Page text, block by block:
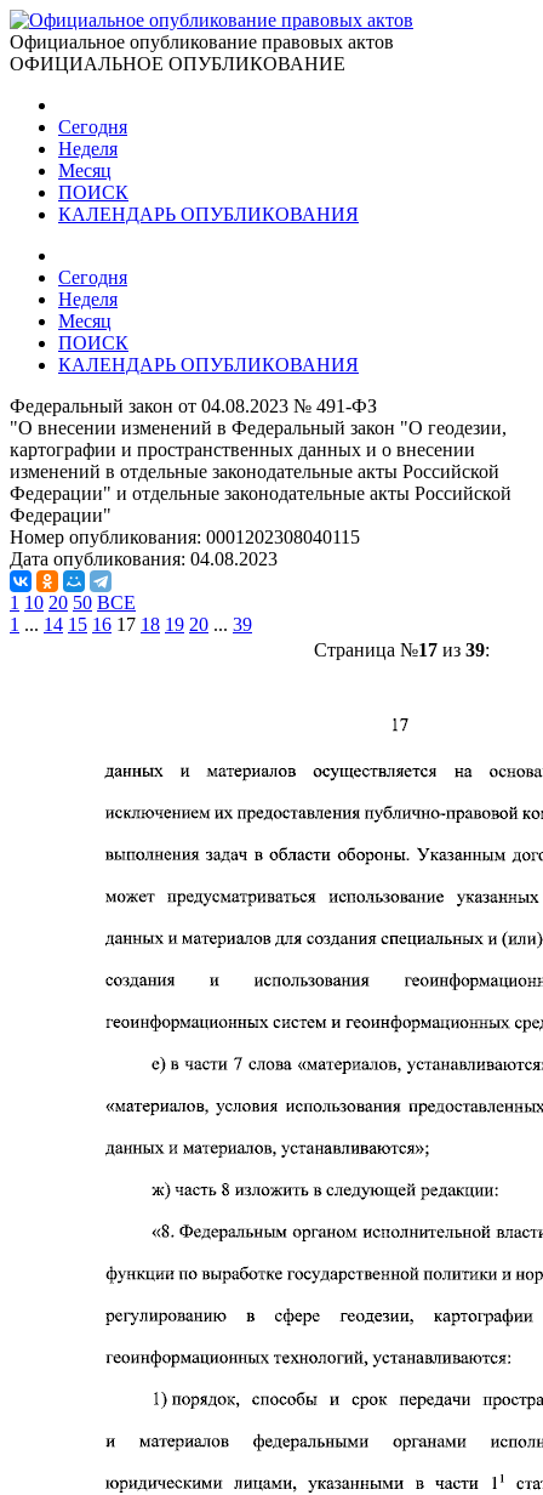
Официальное опубликование правовых актов
ОФИЦИАЛЬНОЕ ОПУБЛИКОВАНИЕ
Сегодня
Неделя
Месяц
ПОИСК
КАЛЕНДАРЬ ОПУБЛИКОВАНИЯ
Сегодня
Неделя
Месяц
ПОИСК
КАЛЕНДАРЬ ОПУБЛИКОВАНИЯ
Федеральный закон от 04.08.2023 № 491-ФЗ
"О внесении изменений в Федеральный закон "О геодезии,
картографии и пространственных данных и о внесении
изменений в отдельные законодательные акты Российской
Федерации" и отдельные законодательные акты Российской
Федерации"
Номер опубликования: 0001202308040115
Дата опубликования: 04.08.2023
1 10 20 50 ВСЕ
1 ... 14 15 16 17 18 19 20 ... 39
Страница №17из 39: